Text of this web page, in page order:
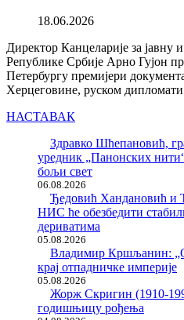
18.06.2026
Директор Канцеларије за јавну
Републике Србије Арно Гујон
Петербургу премијери
Херцеговине, руском
НАСТАВАК
Здравко Шћепановић,
уредник „Панонских
бољи свет
06.08.2026
Ђедовић Хандановић и
НИС ће обезбедити
дериватима
05.08.2026
Владимир Кршљанин:
крај отпадничке империје
05.08.2026
Жорж Скригин (1910-
годишњицу рођења